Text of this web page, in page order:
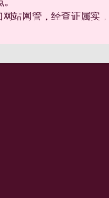
站网管，经查证属实